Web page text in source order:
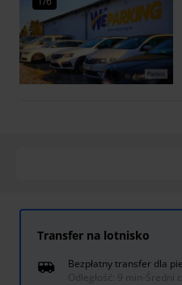
Transfer na lotnisko
Bezpłatny transfer dla
Odległość: 9 min
Średni